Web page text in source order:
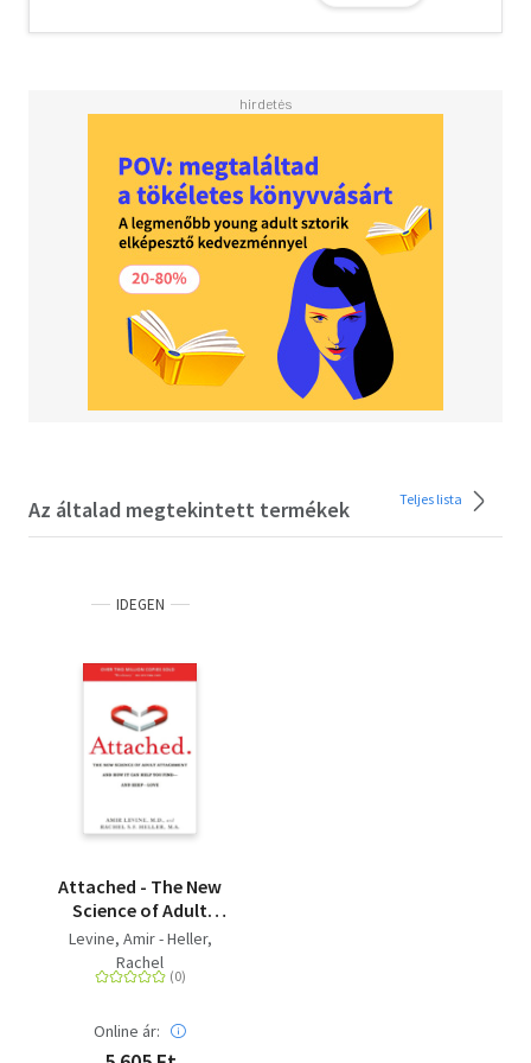
attachment style they and their mate (or potential mate)
fulfilling connections with the people they love.
Az általad megtekintett termékek Teljes lista
IDEGEN
Attached - The New
Science of Adult
Attachment and How
It Can Help You Find--
and Keep--Love
Levine, Amir - Heller,
Rachel
Online ár: